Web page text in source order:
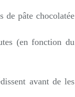
de pâte chocolatée
(en fonction du
avant de les